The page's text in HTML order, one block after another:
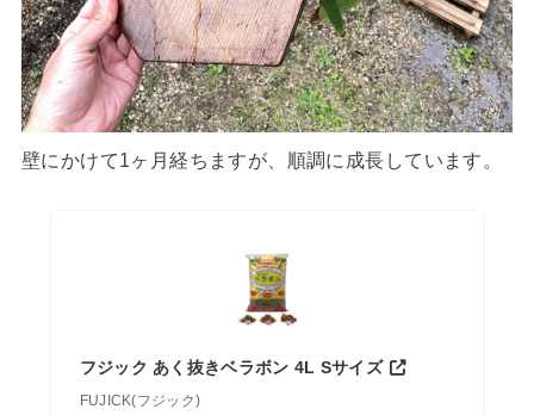
壁にかけて1ヶ月経ちますが、順調に成長しています。
フジック あく抜きベラボン 4L Sサイズ
FUJICK(フジック)